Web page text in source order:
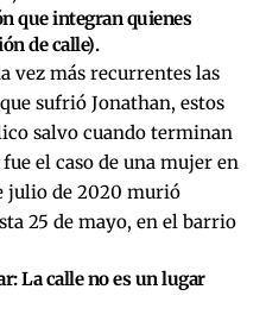
que integran quienes
de calle).
vez más recurrentes las
sufrió Jonathan, estos
salvo cuando terminan
el caso de una mujer en
julio de 2020 murió
25 de mayo, en el barrio
La calle no es un lugar